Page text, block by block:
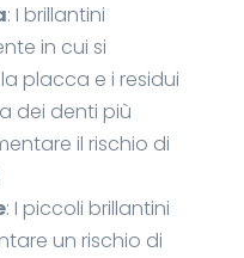
: I brillantini
in cui si
placca e i residui
dei denti più
il rischio di
: I piccoli brillantini
un rischio di